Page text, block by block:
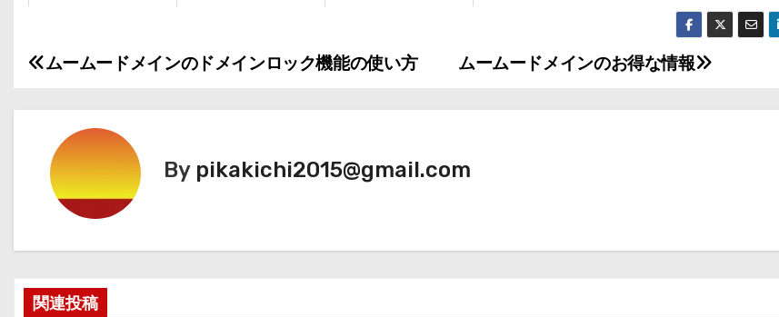
投
稿
ナ
ビ
ー
シ
ムームードメインのお得な情報
ムームードメインのドメインロック機能の使い方
By pikakichi2015@gmail.com
関連投稿